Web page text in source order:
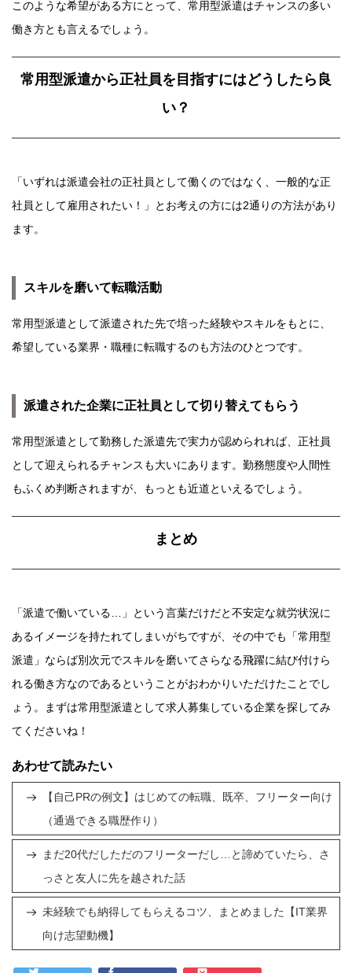
このような希望がある方にとって、常用型派遣はチャンスの多い
働き方とも言えるでしょう。
常用型派遣から正社員を目指すにはどうしたら良
い？
「いずれは派遣会社の正社員として働くのではなく、一般的な正
社員として雇用されたい！」とお考えの方には2通りの方法があり
ます。
スキルを磨いて転職活動
常用型派遣として派遣された先で培った経験やスキルをもとに、
希望している業界・職種に転職するのも方法のひとつです。
派遣された企業に正社員として切り替えてもらう
常用型派遣として勤務した派遣先で実力が認められれば、正社員
として迎えられるチャンスも大いにあります。勤務態度や人間性
もふくめ判断されますが、もっとも近道といえるでしょう。
まとめ
「派遣で働いている…」という言葉だけだと不安定な就労状況に
あるイメージを持たれてしまいがちですが、その中でも「常用型
派遣」ならば別次元でスキルを磨いてさらなる飛躍に結び付けら
れる働き方なのであるということがおわかりいただけたことでし
ょう。まずは常用型派遣として求人募集している企業を探してみ
てくださいね！
あわせて読みたい
【自己PRの例文】はじめての転職、既卒、フリーター向け
（通過できる職歴作り）
まだ20代だしただのフリーターだし…と諦めていたら、さ
っさと友人に先を越された話
未経験でも納得してもらえるコツ、まとめました【IT業界
向け志望動機】